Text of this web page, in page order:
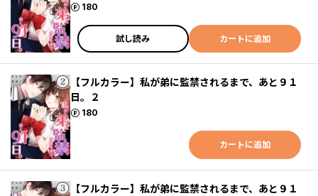
180
ポイント
試し読み カートに追加
【フルカラー】私が弟に監禁されるまで、あと９１
日。２
180
ポイント
カートに追加
【フルカラー】私が弟に監禁されるまで、あと９１